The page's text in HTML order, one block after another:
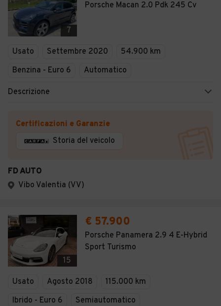
7
Porsche Macan 2.0 Pdk 245 Cv
Usato Settembre 2020
54.900 km
Benzina - Euro 6
Automatico
Descrizione
Certificazioni e Garanzie
Storia del veicolo
FD AUTO
Vibo Valentia (VV)
15
€ 57.900
Porsche Panamera 2.9 4 E-Hybrid
Sport Turismo
Usato Agosto 2018
115.000 km
Ibrido - Euro 6
Semiautomatico